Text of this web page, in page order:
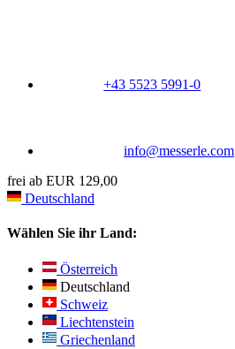
+43 5523 5991-0
info@messerle.com
frei ab EUR 129,00
Deutschland
Wählen Sie ihr Land:
Österreich
Deutschland
Schweiz
Liechtenstein
Griechenland